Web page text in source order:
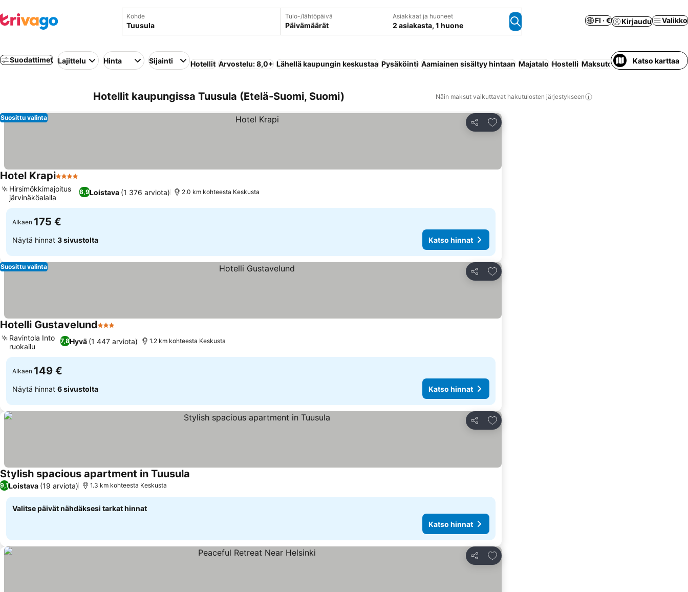
Kohde Tulo-/lähtöpäivä
Päivämäärät
Asiakkaat ja huoneet
2 asiakasta, 1 huone
FI · € Kirjaudu Valikko
Suodattimet Lajittelu Hinta Sijainti Hotellit Arvostelu: 8,0+ Lähellä kaupungin keskustaa Pysäköinti Aamiainen sisältyy hintaan Majatalo Hostelli Maksuton peruutusKatso karttaa
Hotellit kaupungissa Tuusula (Etelä-Suomi, Suomi) Näin maksut vaikuttavat hakutulosten järjestykseen
Jaa
Lisää suosikkeihin
Suosittu valinta
Hotel Krapi4 Tähtiluokitus
8,9Loistava (1 376 arviota)
Hirsimökkimajoitus
järvinäköalalla
2.0 km kohteesta Keskusta
Alkaen 175 €
Näytä hinnat 3 sivustolta Katso hinnat
Jaa
Lisää suosikkeihin
Suosittu valinta
Hotelli Gustavelund3 Tähtiluokitus
7,8Hyvä (1 447 arviota)
Ravintola Into
ruokailu
1.2 km kohteesta Keskusta
Alkaen 149 €
Näytä hinnat 6 sivustolta Katso hinnat
Jaa
Lisää suosikkeihin
Stylish spacious apartment in Tuusula
9,1Loistava (19 arviota) 1.3 km kohteesta Keskusta
Valitse päivät nähdäksesi tarkat hinnat
Katso hinnat
Jaa
Lisää suosikkeihin